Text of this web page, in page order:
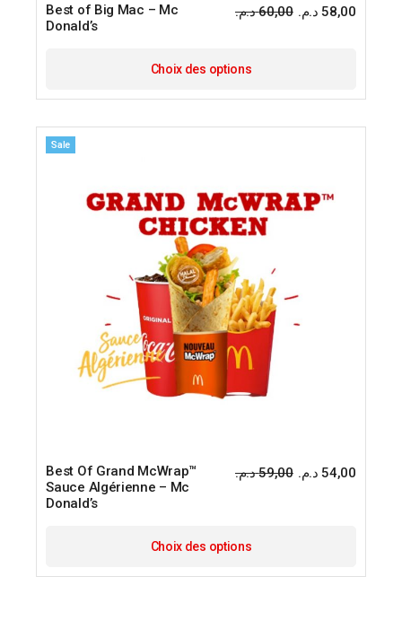
Best of Big Mac – Mc
Donald’s
60,00 د.م. 58,00 د.م.
Choix des options
Sale
Best Of Grand McWrap™
Sauce Algérienne – Mc
Donald’s
59,00 د.م. 54,00 د.م.
Choix des options